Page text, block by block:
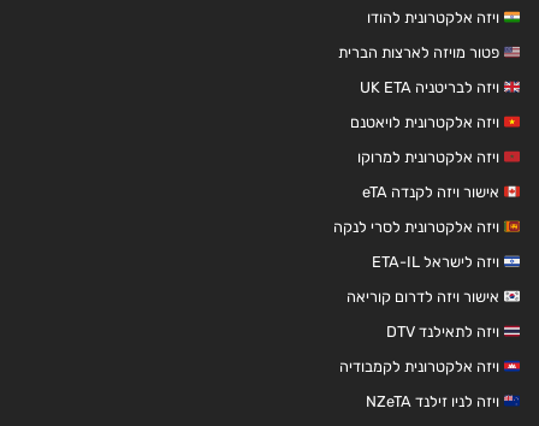
ויזה אלקטרונית להודו
פטור מויזה לארצות הברית
ויזה לבריטניה UK ETA
ויזה אלקטרונית לויאטנם
ויזה אלקטרונית למרוקו
אישור ויזה לקנדה eTA
ויזה אלקטרונית לסרי לנקה
ויזה לישראל ETA-IL
אישור ויזה לדרום קוריאה
ויזה לתאילנד DTV
ויזה אלקטרונית לקמבודיה
ויזה לניו זילנד NZeTA